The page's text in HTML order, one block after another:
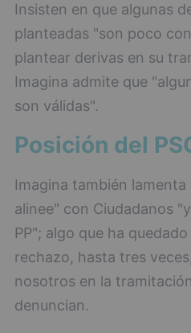
Insisten en que algunas
planteadas "son poco
plantear derivas en su
Imagina admite que
son válidas".
Posición del
Imagina también lamenta
alinee" con Ciudadanos
PP"; algo que ha
rechazo, hasta tres
nosotros en la
denuncian.